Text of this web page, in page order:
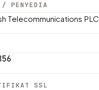
PENYEDIA
Telecommunications PLC
SSL